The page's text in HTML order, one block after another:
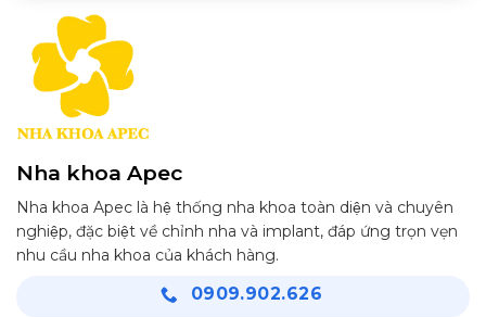
Nha khoa Apec
Nha khoa Apec là hệ thống nha khoa toàn diện và chuyên
nghiệp, đặc biệt về chỉnh nha và implant, đáp ứng trọn vẹn
nhu cầu nha khoa của khách hàng.
0909.902.626